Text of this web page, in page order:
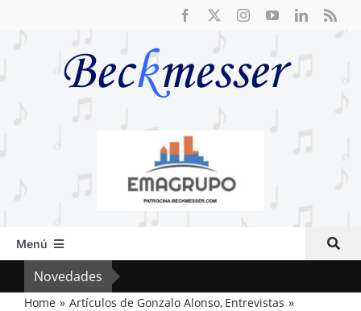
Menú
Inicio
Actual
Novedades
Home Artículos de Gonzalo Alonso Entrevistas